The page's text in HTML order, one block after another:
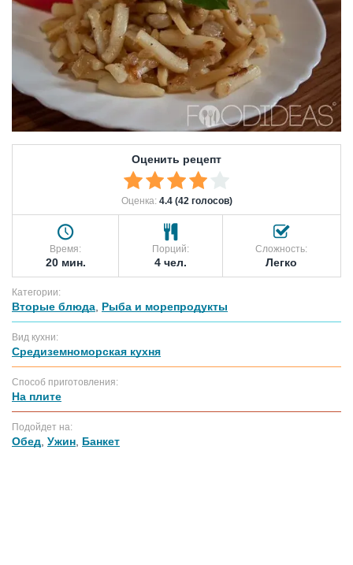
Оценить рецепт
Оценка: 4.4 (42 голосов)
Время:
20 мин.
Порций:
4 чел.
Сложность:
Легко
Категории:
Вторые блюда Рыба и морепродукты
Вид кухни:
Средиземноморская кухня
Способ приготовления:
На плите
Подойдет на:
Обед Ужин Банкет